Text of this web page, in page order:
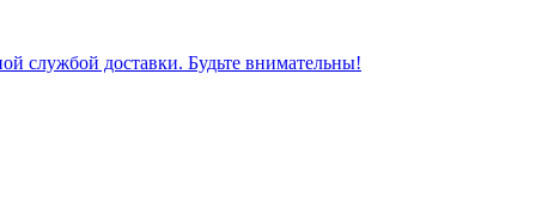
службой доставки. Будьте внимательны!